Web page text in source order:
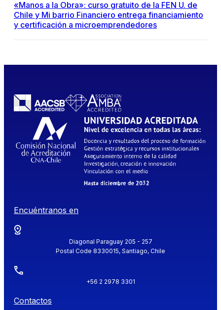
«Manos a la Obra»: curso gratuito de la FEN U. de
Chile y Mi barrio Financiero entrega financiamiento
y certificación a microemprendedores
Encuéntranos en
Diagonal Paraguay 205 - 257
Postal Code 8330015, Santiago, Chile
+56 2 2978 3301
Contactos